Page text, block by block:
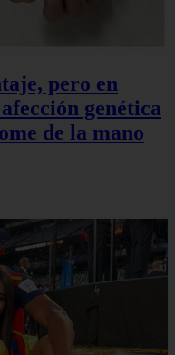
pero en
genética
de la mano